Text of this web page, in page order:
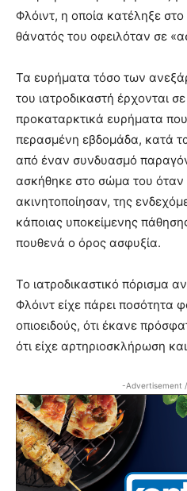
Φλόιντ, η οποία κατέληξε
θάνατός του οφειλόταν σε
Τα ευρήματα τόσο των
του ιατροδικαστή έρχονται
προκαταρκτικά ευρήματα
περασμένη εβδομάδα, κατά
από έναν συνδυασμό
ασκήθηκε στο σώμα του όταν
ακινητοποίησαν, της
κάποιας υποκείμενης
πουθενά ο όρος ασφυξία.
Το ιατροδικαστικό πόρισμα
Φλόιντ είχε πάρει ποσότητα
οπιοειδούς, ότι έκανε
ότι είχε αρτηριοσκλήρωση
-Advertisement /